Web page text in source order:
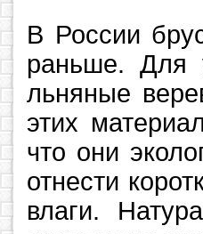
В России
раньше. Для
льняные
этих
что они
отнести
влаги.